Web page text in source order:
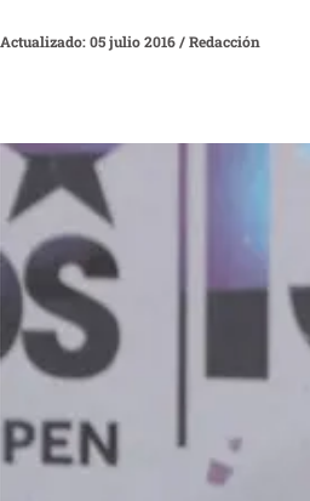
Actualizado: 05 julio 2016/Redacción